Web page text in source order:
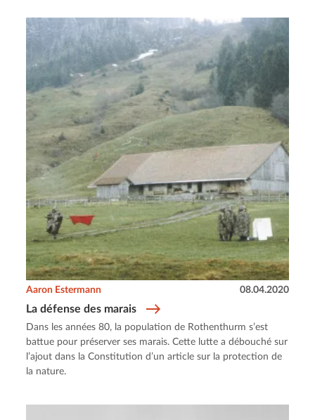
La défense des marais
Aaron Estermann 08.04.2020
Dans les années 80, la population de Rothenthurm s’est
battue pour préserver ses marais. Cette lutte a débouché sur
l’ajout dans la Constitution d’un article sur la protection de
la nature.